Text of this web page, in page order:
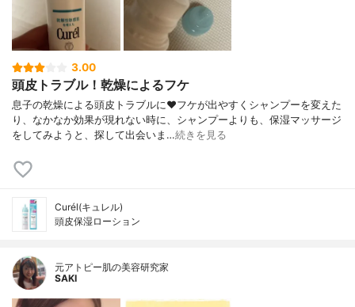
3.00
頭皮トラブル！乾燥によるフケ
息子の乾燥による頭皮トラブルに❤︎フケが出やすくシャンプーを変えた
り、なかなか効果が現れない時に、シャンプーよりも、保湿マッサージ
をしてみようと、探して出会いま…続きを見る
Curél(キュレル)
頭皮保湿ローション
元アトピー肌の美容研究家
SAKI